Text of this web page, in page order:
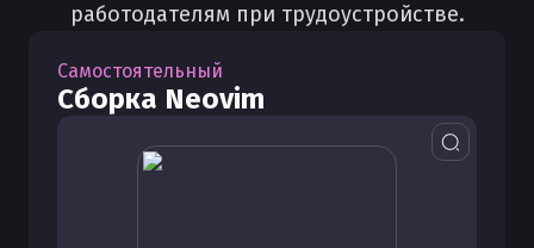
работодателям при трудоустройстве.
Самостоятельный
Сборка Neovim